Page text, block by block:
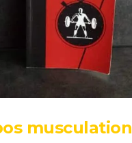
musculation